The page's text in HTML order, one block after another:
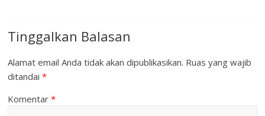
Tinggalkan Balasan
Alamat email Anda tidak akan dipublikasikan. Ruas yang wajib
ditandai*
Komentar*